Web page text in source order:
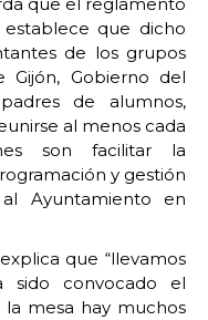
establece que dicho
de los grupos
Gijón, Gobierno del
de alumnos,
al menos cada
son facilitar la
y gestión
Ayuntamiento en
que “llevamos
sido convocado el
la mesa hay muchos